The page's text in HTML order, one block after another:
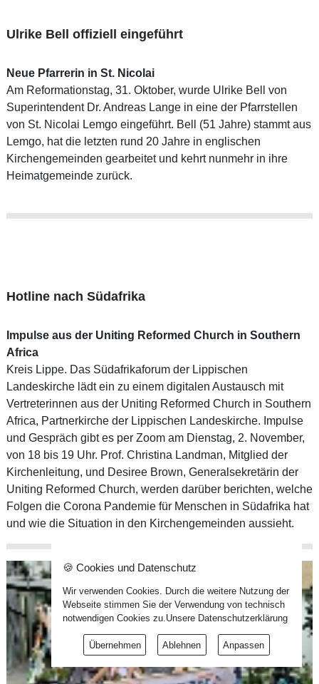
Ulrike Bell offiziell eingeführt
Neue Pfarrerin in St. Nicolai
Am Reformationstag, 31. Oktober, wurde Ulrike Bell von
Superintendent Dr. Andreas Lange in eine der Pfarrstellen
von St. Nicolai Lemgo eingeführt. Bell (51 Jahre) stammt aus
Lemgo, hat die letzten rund 20 Jahre in englischen
Kirchengemeinden gearbeitet und kehrt nunmehr in ihre
Heimatgemeinde zurück.
Hotline nach Südafrika
Impulse aus der Uniting Reformed Church in Southern
Africa
Kreis Lippe. Das Südafrikaforum der Lippischen
Landeskirche lädt ein zu einem digitalen Austausch mit
Vertreterinnen aus der Uniting Reformed Church in Southern
Africa, Partnerkirche der Lippischen Landeskirche. Impulse
und Gespräch gibt es per Zoom am Dienstag, 2. November,
von 18 bis 19 Uhr. Prof. Christina Landman, Mitglied der
Kirchenleitung, und Desiree Brown, Generalsekretärin der
Uniting Reformed Church, werden darüber berichten, welche
Folgen die Corona Pandemie für Menschen in Südafrika hat
und wie die Situation in den Kirchengemeinden aussieht.
🍪 Cookies und Datenschutz
Wir verwenden Cookies. Durch die weitere Nutzung der
Webseite stimmen Sie der Verwendung von technisch
notwendigen Cookies zu.Unsere Datenschutzerklärung
Übernehmen Ablehnen Anpassen